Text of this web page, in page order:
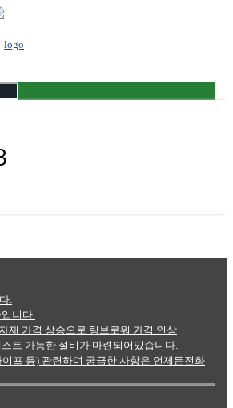
.
니다.
재 가격 상승으로 링브로워 가격 인상
트 가능한 설비가 마련되어있습니다.
프 등) 관련하여 궁금한 사항은 언제든전화